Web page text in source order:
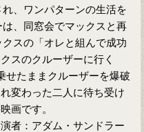
、ワンパターンの生活を
、同窓会でマックスと再
スの「オレと組んで成功
スのクルーザーに行く
せたままクルーザーを爆破
変わった二人に待ち受け
画です。
者：アダム・サンドラー